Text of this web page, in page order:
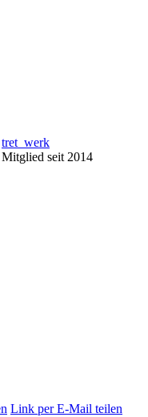
tret_werk
Mitglied seit 2014
Link per E-Mail teilen